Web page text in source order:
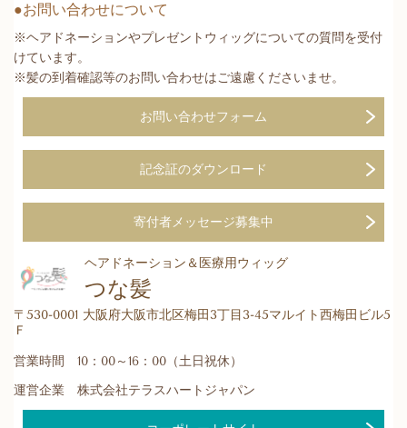
●お問い合わせについて
※ヘアドネーションやプレゼントウィッグについての質問を受付
けています。
※髪の到着確認等のお問い合わせはご遠慮くださいませ。
お問い合わせフォーム
記念証のダウンロード
寄付者メッセージ募集中
ヘアドネーション＆医療用ウィッグ
つな髪
〒530-0001 大阪府大阪市北区梅田3丁目3-45マルイト西梅田ビル5
Ｆ
営業時間 10：00～16：00（土日祝休）
運営企業 株式会社テラスハートジャパン